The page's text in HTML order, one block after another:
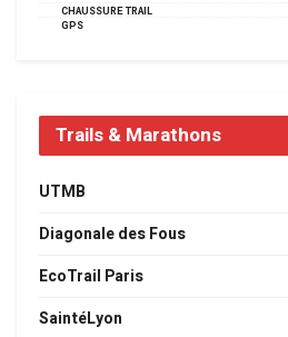
CHAUSSURE TRAIL
GPS
Trails & Marathons
UTMB
Diagonale des Fous
EcoTrail Paris
SaintéLyon